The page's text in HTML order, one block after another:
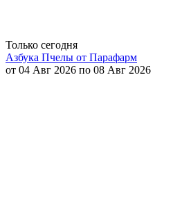
Только сегодня
Азбука Пчелы от Парафарм
от 04 Авг 2026 по 08 Авг 2026